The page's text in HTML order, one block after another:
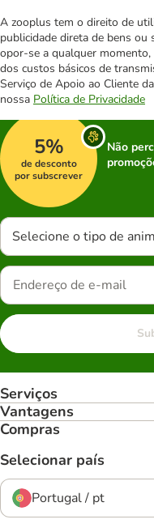
A zooplus tem o direito de
publicidade direta de bens ou
opor-se a qualquer
dos custos básicos de
Serviço de Apoio ao Cliente
nossa Política de Privacidade
5%
de desconto
por subscrever
Não
Selecione o tipo de
Serviços
Vantagens
Compras
Selecionar país
Portugal / pt